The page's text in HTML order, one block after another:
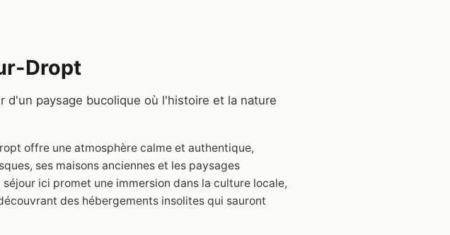
Dropt
paysage bucolique où l'histoire et la nature
offre une atmosphère calme et authentique,
ses maisons anciennes et les paysages
ici promet une immersion dans la culture locale,
des hébergements insolites qui sauront